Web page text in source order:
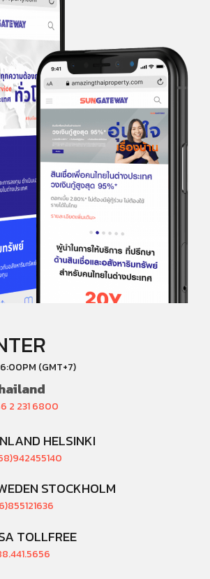
(GMT+7)
2 231 6800
HELSINKI
STOCKHOLM
TOLLFREE